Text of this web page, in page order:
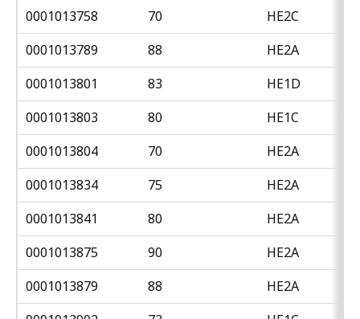
0001013758
70
HE2C
0001013789
88
HE2A
0001013801
83
HE1D
0001013803
80
HE1C
0001013804
70
HE2A
0001013834
75
HE2A
0001013841
80
HE2A
0001013875
90
HE2A
0001013879
88
HE2A